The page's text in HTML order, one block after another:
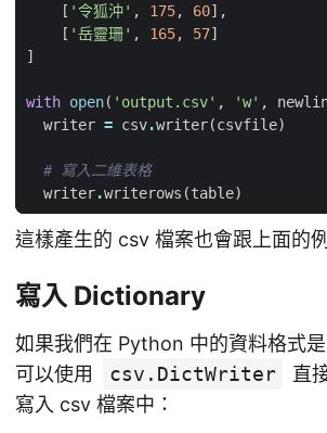
[ '令狐沖' , 175, 60],
[ '岳靈珊' , 165, 57]
]
with open( 'output.csv' , 'w' ,
writer = csv.writer(csvfile)
# 寫入二維表格
writer.writerows (table)
這樣產生的 csv 檔案也會跟上面的
寫入 Dictionary
如果我們在 Python 中的資料格式
可以使用
csv.DictWriter
直
寫入 csv 檔案中：